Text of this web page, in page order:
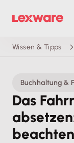
Wissen & Tipps
Buchhaltung &
Das
beachten